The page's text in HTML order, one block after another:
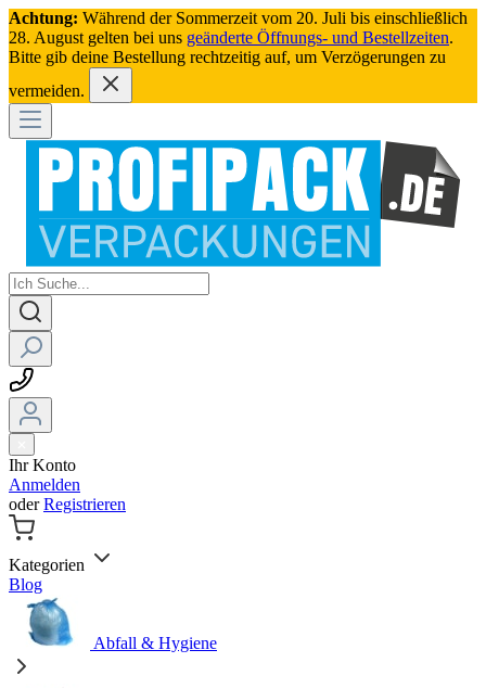
Achtung: Während der Sommerzeit vom 20. Juli bis einschließlich
28. August gelten bei uns geänderte Öffnungs- und Bestellzeiten.
Bitte gib deine Bestellung rechtzeitig auf, um Verzögerungen zu
vermeiden.
Ihr Konto
Anmelden
oderRegistrieren
Kategorien
Blog
Abfall & Hygiene